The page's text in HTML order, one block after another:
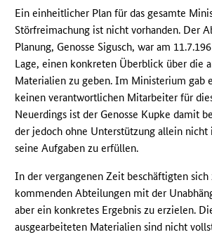
Ein einheitlicher Plan für das gesamte
Störfreimachung ist nicht vorhanden. Der
Planung, Genosse Sigusch, war am
Lage, einen konkreten Überblick über die
Materialien zu geben. Im Ministerium gab
keinen verantwortlichen Mitarbeiter für
Neuerdings ist der Genosse Kupke damit
der jedoch ohne Unterstützung allein nicht
seine Aufgaben zu erfüllen.
In der vergangenen Zeit beschäftigten sich
kommenden Abteilungen mit der
aber ein konkretes Ergebnis zu erzielen.
ausgearbeiteten Materialien sind nicht